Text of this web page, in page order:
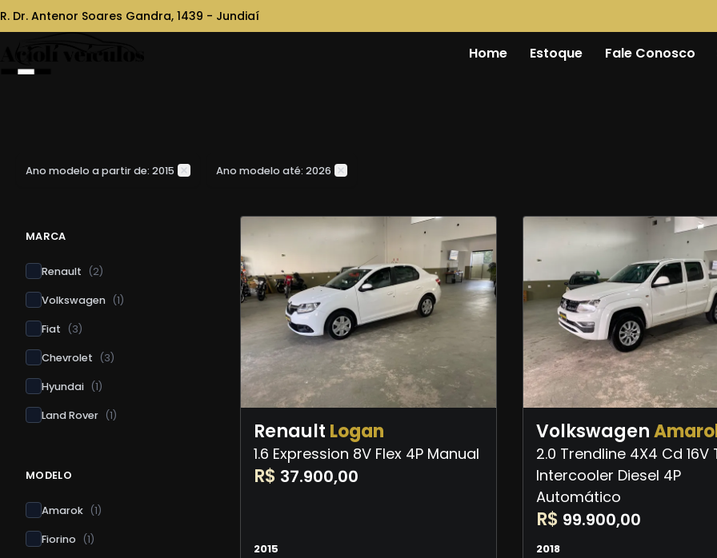
R. Dr. Antenor Soares Gandra, 1439 - Jundiaí
Home Estoque Fale Conosco
Ano modelo a partir de: 2015 Ano modelo até: 2026
MARCA
Renault (2)
Volkswagen (1)
Fiat (3)
Chevrolet (3)
Hyundai (1)
Land Rover (1)
MODELO
Amarok (1)
Fiorino (1)
Renault Logan
1.6 Expression 8V Flex 4P Manual
R$ 37.900,00
2015
Volkswagen
2.0 Trendline 4X4 Cd 16V
Intercooler Diesel 4P
Automático
R$ 99.900,00
2018